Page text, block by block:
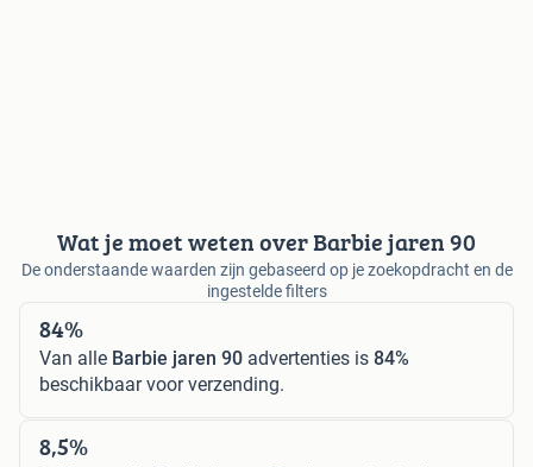
Wat je moet weten over Barbie jaren 90
De onderstaande waarden zijn gebaseerd op je zoekopdracht en de
ingestelde filters
84%
Van alle Barbie jaren 90 advertenties is 84%
beschikbaar voor verzending.
8,5%